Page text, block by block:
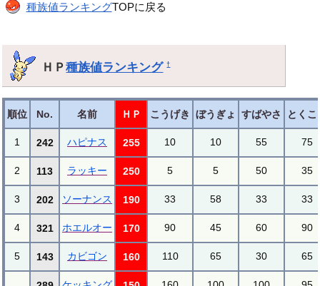
種族値ランキングTOPに戻る
ＨＰ種族値ランキング †
順位 No. 名前 ＨＰ こうげき ぼうぎょ すばやさ とくこ
1 242 ハピナス 255 10 10 55 75
2 113 ラッキー 250 5 5 50 35
3 202 ソーナンス 190 33 58 33 33
4 321 ホエルオー 170 90 45 60 90
5 143 カビゴン 160 110 65 30 65